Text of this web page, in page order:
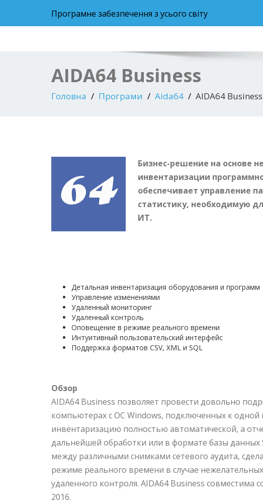
Програмне забезпечення з усього світу
AIDA64 Business
Головна Програми Aida64 AIDA64 Business
Бизнес-решение на основе
инвентаризации
обеспечивает управление
статистику, необходимую
ИТ.
Детальная инвентаризация оборудования и программ
Управление изменениями
Удаленный мониторинг
Удаленный контроль
Оповещение в режиме реального времени
Интуитивный пользовательский интерфейс
Поддержка форматов CSV, XML и SQL
Обзор
AIDA64 Business позволяет провести довольно
компьютерах с ОС Windows, подключенных к
инвентаризацию полностью автоматической, а
дальнейшей обработки или в формате базы данных
между различными снимками сетевого аудита,
режиме реального времени в случае
удаленного контроля. AIDA64 Business
2016.